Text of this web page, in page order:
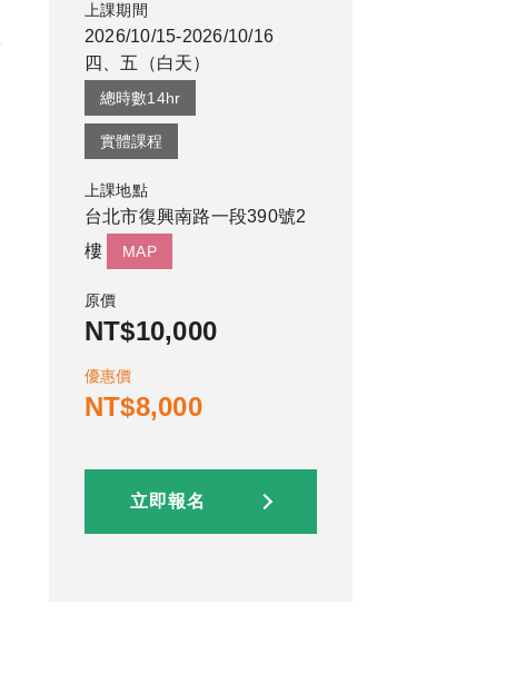
上課期間
2026/10/15-2026/10/16
四、五 （白天）
總時數14hr
實體課程
上課地點
台北市復興南路一段390號2
樓
MAP
原價
NT$10,000
優惠價
NT$8,000
立即報名